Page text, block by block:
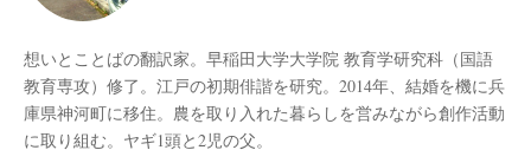
想いとことばの翻訳家。早稲田大学大学院 教育学研究科（国語
教育専攻）修了。江戸の初期俳諧を研究。2014年、結婚を機に兵
庫県神河町に移住。農を取り入れた暮らしを営みながら創作活動
に取り組む。ヤギ1頭と2児の父。